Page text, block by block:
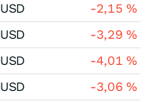
USD -2,15%
USD -3,29%
USD -4,01%
USD -3,06%